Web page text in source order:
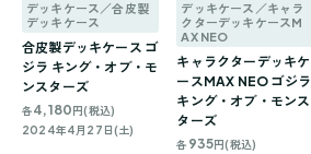
デッキケース／合皮製
デッキケース
合皮製デッキケース ゴ
ジラ キング・オブ・モ
ンスターズ
各4,180円(税込)
2024年4月27日(土)
デッキケース／キャラ
クターデッキケースM
AX NEO
キャラクターデッキケ
ースMAX NEO ゴジラ
キング・オブ・モンス
ターズ
各 935円(税込)